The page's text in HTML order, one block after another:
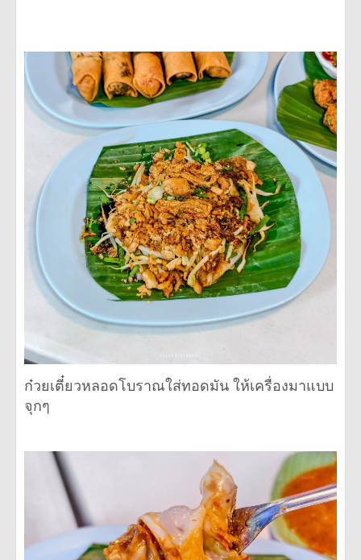
ก๋วยเตี๋ยวหลอดโบราณใส่ทอดมัน ให้เครื่องมาแบบ
จุกๆ